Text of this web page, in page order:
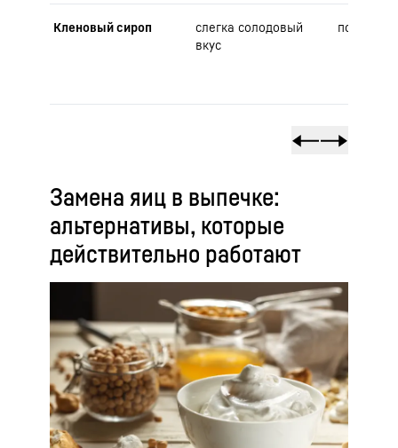
Кленовый сироп
слегка солодовый
вкус
похожий
Замена яиц в выпечке:
альтернативы, которые
действительно работают